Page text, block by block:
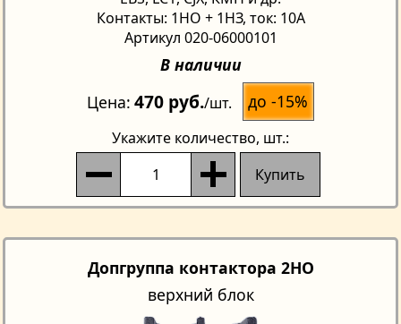
Контакты: 1НО + 1НЗ, ток: 10A
Артикул 020-06000101
В наличии
Цена 470 руб./шт. до -15%
Укажите количество, шт.:
Купить
Допгруппа контактора 2НО
верхний блок